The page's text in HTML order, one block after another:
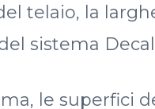
telaio, la
sistema
le superfici